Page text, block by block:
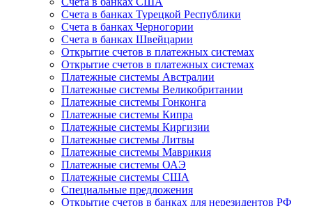
Счета в банках Турецкой Республики
Счета в банках Черногории
Счета в банках Швейцарии
Открытие счетов в платежных системах
Открытие счетов в платежных системах
Платежные системы Австралии
Платежные системы Великобритании
Платежные системы Гонконга
Платежные системы Кипра
Платежные системы Киргизии
Платежные системы Литвы
Платежные системы Маврикия
Платежные системы ОАЭ
Платежные системы США
Специальные предложения
Открытие счетов в банках для нерезидентов РФ